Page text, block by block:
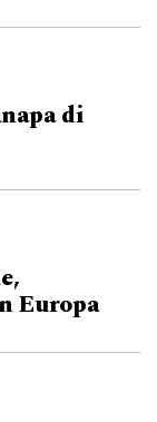
di
Europa